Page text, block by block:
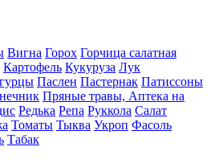
Вигна Горох Горчица салатная
Картофель Кукуруза Лук
Паслен Пастернак Патиссоны
Пряные травы, Аптека на
Редька Репа Руккола Салат
Томаты Тыква Укроп Фасоль
Табак